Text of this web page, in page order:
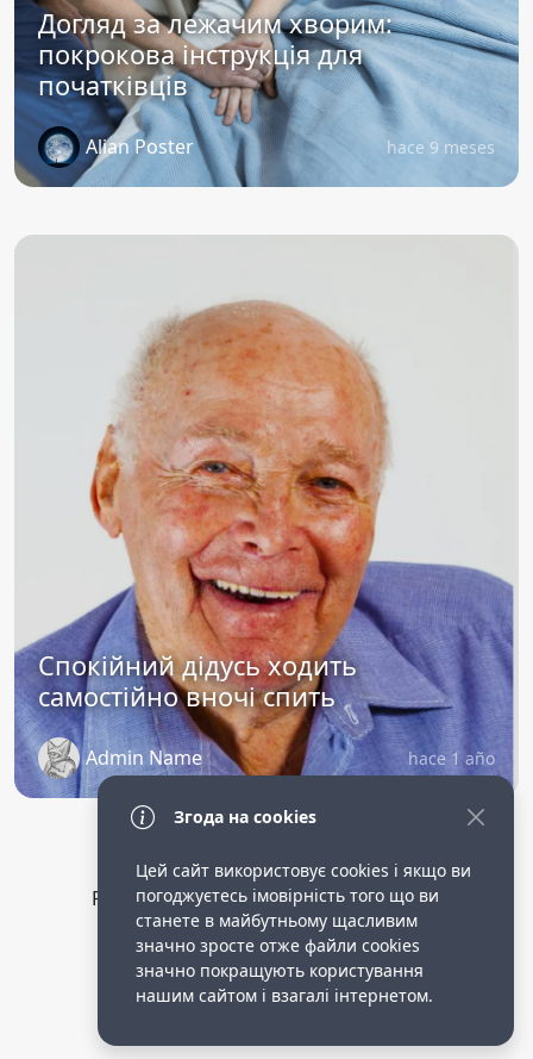
Догляд за лежачим хворим:
покрокова інструкція для
початківців
Alian Poster hace 9 meses
Спокійний дідусь ходить
самостійно вночі спить
Admin Name hace 1 año
Privacy Policy
public terms of service
Робота опікункою в німеччині.
Згода на cookies
Цей сайт використовує cookies і якщо ви
погоджуєтесь імовірність того що ви
станете в майбутньому щасливим
значно зросте отже файли cookies
значно покращують користування
нашим сайтом і взагалі інтернетом.